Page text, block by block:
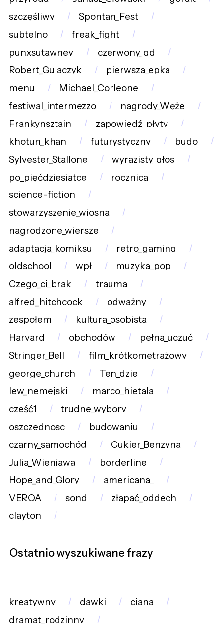
szczęśliwy
Spontan_Fest
subtelno
freak_fight
punxsutawney
czerwony_gd
Robert_Gulaczyk
pierwsza_epka
menu
Michael_Corleone
festiwal_intermezzo
nagrody_Węże
Frankynsztajn
zapowiedź_płyty
khotun_khan
futurystyczny
budo
Sylvester_Stallone
wyrazisty_głos
po_pięćdziesiątce
rocznica
science-fiction
stowarzyszenie_wiosna
nagrodzone_wiersze
adaptacja_komiksu
retro_gaming
oldschool
wpł
muzyka_pop
Czego_ci_brak
trauma
alfred_hitchcock
odważny
zespołem
kultura_osobista
Harvard
obchodów
pełna_uczuć
Stringer_Bell
film_krótkometrażowy
george_church
Ten_dzie
lew_nemejski
marco_hietala
cześć1
trudne_wybory
oszczednosc
budowaniu
czarny_samochód
Cukier_Benzyna
Julia_Wieniawa
borderline
Hope_and_Glory
americana_
VEROA
sond
złapać_oddech
clayton
Ostatnio wyszukiwane frazy
kreatywny dawki
ciana
dramat_rodzinny